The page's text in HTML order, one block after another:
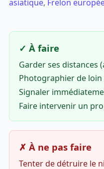
asiatique, Frelon
✓ À faire
Garder ses distances
Photographier de loin
Signaler
Faire intervenir un
✗ À ne pas faire
Tenter de détruire le